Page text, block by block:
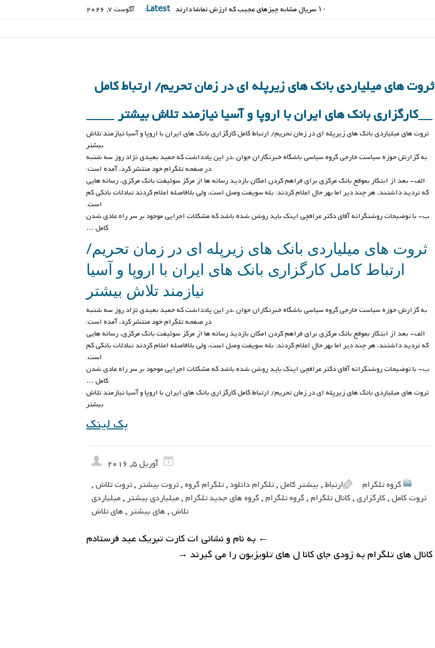
آگوست 7, 2026 Latest: ۱۰ سریال مشابه چیزهای عجیب که ارزش تماشا دارند
ثروت های میلیاردی بانک های زیرپله ای در زمان تحریم/ ارتباط کامل
کارگزاری بانک های ایران با اروپا و آسیا نیازمند تلاش بیشتر
ثروت های میلیاردی بانک های زیرپله ای در زمان تحریم/ ارتباط کامل کارگزاری بانک های ایران با اروپا و آسیا نیازمند تلاش
بیشتر
به گزارش حوزه سیاست خارجی گروه سیاسی باشگاه خبرنگاران جوان ،در این یادداشت که حمید بعیدی نژاد روز سه شنبه
در صفحه تلگرام خود منتشر کرد، آمده است:
الف- بعد از ابتکار بموقع بانک مرکزی برای فراهم کردن امکان بازدید رسانه ها از مرکز سوئیفت بانک مرکزی، رسانه هایی
که تردید داشتند، هر چند دیر اما بهر حال اعلام کردند: بله سویفت وصل است، ولی بلافاصله اعلام کردند تبادلات بانکی کم
است.
ب- با توضیحات روشنگرانه آقای دکتر عراقچی اینک باید روشن شده باشد که مشکلات اجرایی موجود بر سر راه عادی شدن
کامل …
ثروت های میلیاردی بانک های زیرپله ای در زمان تحریم/
ارتباط کامل کارگزاری بانک های ایران با اروپا و آسیا
نیازمند تلاش بیشتر
به گزارش حوزه سیاست خارجی گروه سیاسی باشگاه خبرنگاران جوان ،در این یادداشت که حمید بعیدی نژاد روز سه شنبه
در صفحه تلگرام خود منتشر کرد، آمده است:
الف- بعد از ابتکار بموقع بانک مرکزی برای فراهم کردن امکان بازدید رسانه ها از مرکز سوئیفت بانک مرکزی، رسانه هایی
که تردید داشتند، هر چند دیر اما بهر حال اعلام کردند: بله سویفت وصل است، ولی بلافاصله اعلام کردند تبادلات بانکی کم
است.
ب- با توضیحات روشنگرانه آقای دکتر عراقچی اینک باید روشن شده باشد که مشکلات اجرایی موجود بر سر راه عادی شدن
کامل …
ثروت های میلیاردی بانک های زیرپله ای در زمان تحریم/ ارتباط کامل کارگزاری بانک های ایران با اروپا و آسیا نیازمند تلاش
بیشتر
بک لینک
آوریل 5, 2016
گروه تلگرام
ارتباط,بیشتر کامل,تلگرام دانلود,تلگرام گروه,ثروت بیشتر,ثروت تلاش,
ثروت کامل,کارگزاری,کانال تلگرام,گروه تلگرام,گروه های جدید تلگرام,میلیاردی بیشتر,میلیاردی
تلاش,های بیشتر,های تلاش
← به نام و نشانی ات کارت تبریک عید فرستادم
کانال های تلگرام به زودی جای کانا ل های تلویزیون را می گیرند →